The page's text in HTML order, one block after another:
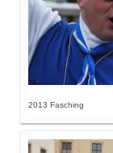
2013 Fasching